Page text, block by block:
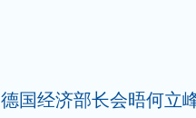
德国经济部长会晤何立